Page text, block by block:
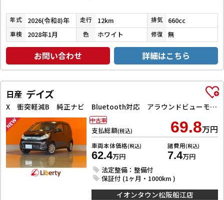
年式 2026(令和8)年 走行 12km 排気 660cc
車検 2028年1月 色 ホワイト 修復 無
お問い合わせ 詳細はこちら
日産 デイズ
X 衝突軽減B 純正ナビ Bluetooth対応 アラウンドビューモニター スマートキー プッシュスタート アイドリングストップ タッチパネルオートエアコン 電動格納ミラー
支払総額(税込) 69.8万円
車両本体価格(税込)
62.4万円
諸費用(税込)
7.4万円
法定整備：整備付
保証付 (1ヶ月・1000km )
中古車
イオンタウン松阪船江店